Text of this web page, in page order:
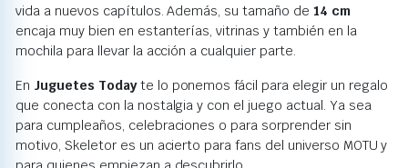
vida a nuevos capítulos. Además, su tamaño de 14 cm
encaja muy bien en estanterías, vitrinas y también en la
mochila para llevar la acción a cualquier parte.
En Juguetes Todayte lo ponemos fácil para elegir un regalo
que conecta con la nostalgia y con el juego actual. Ya sea
para cumpleaños, celebraciones o para sorprender sin
motivo, Skeletor es un acierto para fans del universo MOTU y